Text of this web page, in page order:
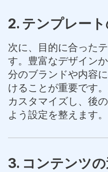
2. テンプレー
次に、目的に合った
す。豊富なデザイン
分のブランドや内容
けることが重要です
カスタマイズし、後
よう設定を整えます。
3. コンテンツ